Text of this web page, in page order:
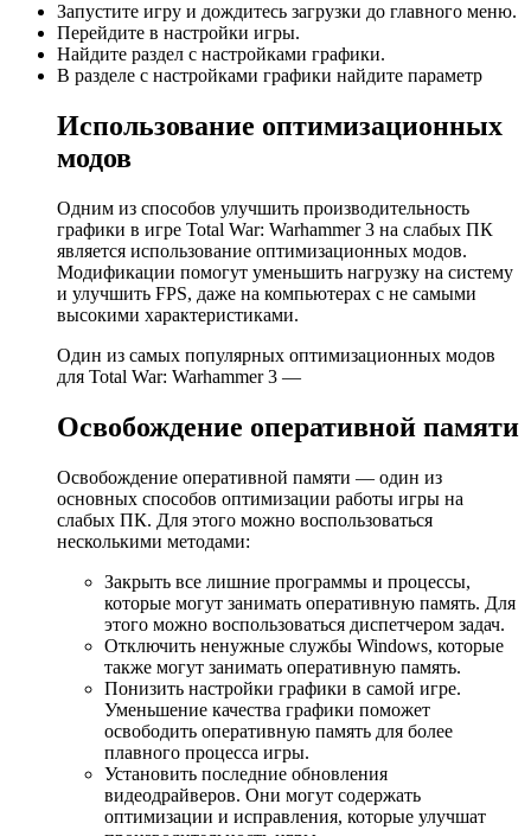
Запустите игру и дождитесь загрузки до главного меню.
Перейдите в настройки игры.
Найдите раздел с настройками графики.
В разделе с настройками графики найдите параметр
Использование оптимизационных
модов
Одним из способов улучшить производительность
графики в игре Total War: Warhammer 3 на слабых ПК
является использование оптимизационных модов.
Модификации помогут уменьшить нагрузку на систему
и улучшить FPS, даже на компьютерах с не самыми
высокими характеристиками.
Один из самых популярных оптимизационных модов
для Total War: Warhammer 3 —
Освобождение оперативной памяти
Освобождение оперативной памяти — один из
основных способов оптимизации работы игры на
слабых ПК. Для этого можно воспользоваться
несколькими методами:
Закрыть все лишние программы и процессы,
которые могут занимать оперативную память. Для
этого можно воспользоваться диспетчером задач.
Отключить ненужные службы Windows, которые
также могут занимать оперативную память.
Понизить настройки графики в самой игре.
Уменьшение качества графики поможет
освободить оперативную память для более
плавного процесса игры.
Установить последние обновления
видеодрайверов. Они могут содержать
оптимизации и исправления, которые улучшат